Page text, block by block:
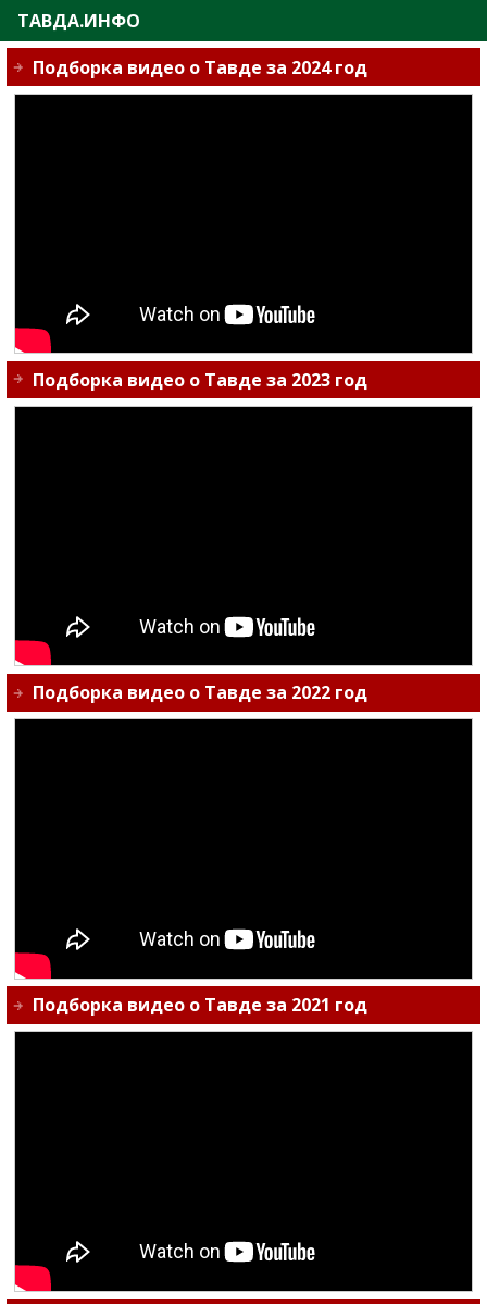
ТАВДА.ИНФО
Подборка видео о Тавде за 2024 год
Подборка видео о Тавде за 2023 год
Подборка видео о Тавде за 2022 год
Подборка видео о Тавде за 2021 год